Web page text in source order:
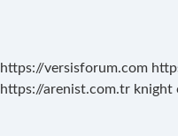
https://versisforum.com
https://arenist.com.tr knight